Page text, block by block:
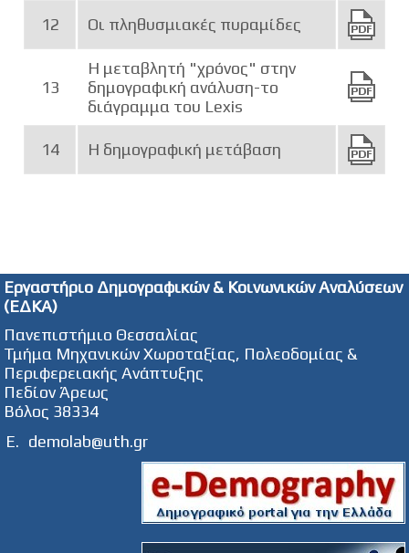
12 Οι πληθυσμιακές πυραμίδες
13
Η μεταβλητή "χρόνος" στην
δημογραφική ανάλυση-το
διάγραμμα του Lexis
14 Η δημογραφική μετάβαση
Εργαστήριο Δημογραφικών & Κοινωνικών Αναλύσεων
(ΕΔΚΑ)
Πανεπιστήμιο Θεσσαλίας
Τμήμα Μηχανικών Χωροταξίας, Πολεοδομίας &
Περιφερειακής Ανάπτυξης
Πεδίον Άρεως
Βόλος 38334
E. demolab@uth.gr